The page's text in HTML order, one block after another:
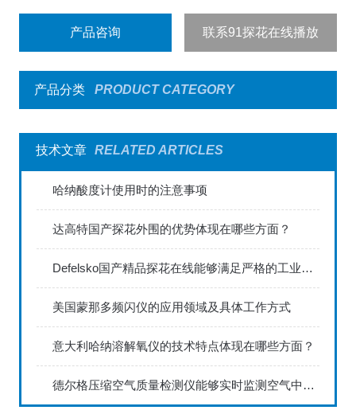
产品咨询 联系91探花在线播放
产品分类 PRODUCT CATEGORY
技术文章 RELATED ARTICLES
哈纳酸度计使用时的注意事项
达高特国产探花外围的优势体现在哪些方面？
Defelsko国产精品探花在线能够满足严格的工业标准
美国蒙那多频闪仪的应用领域及具体工作方式
意大利哈纳溶解氧仪的技术特点体现在哪些方面？
德尔格压缩空气质量检测仪能够实时监测空气中的污染物浓度